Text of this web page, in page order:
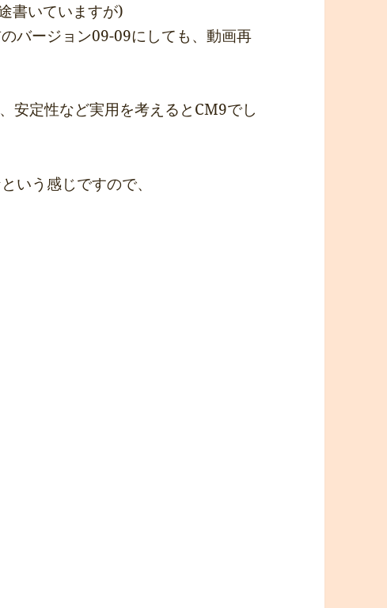
書いていますが)
バージョン09-09にしても、動画再
安定性など実用を考えるとCM9でし
いう感じですので、